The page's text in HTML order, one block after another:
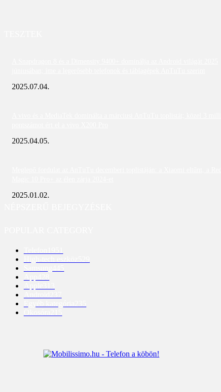
2025.07.04.
2025.04.05.
2025.01.02.